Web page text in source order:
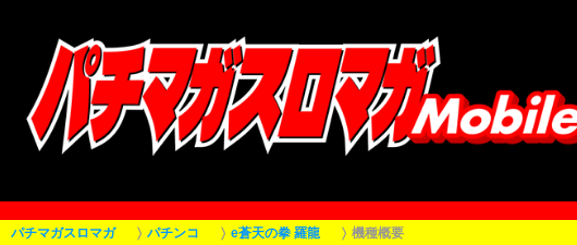
パチマガスロマガ パチンコ e蒼天の拳 羅龍 機種概要